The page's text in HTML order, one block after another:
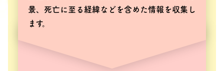
景、死亡に至る経緯などを含めた情報を収集し
ます。